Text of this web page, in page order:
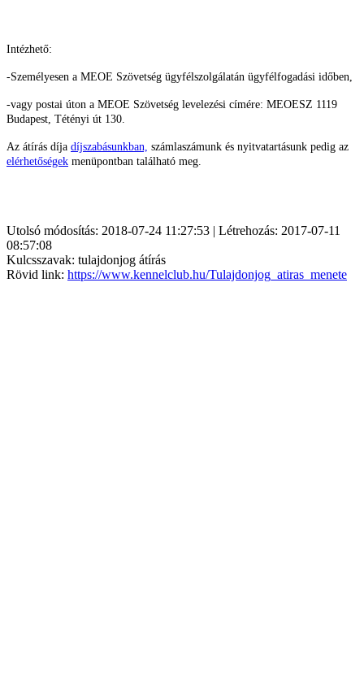
Intézhető:
-Személyesen a MEOE Szövetség ügyfélszolgálatán ügyfélfogadási időben,
-vagy postai úton a MEOE Szövetség levelezési címére: MEOESZ 1119
Budapest, Tétényi út 130.
Az átírás díja díjszabásunkban, számlaszámunk és nyitvatartásunk pedig az
elérhetőségek menüpontban található meg.
Utolsó módosítás: 2018-07-24 11:27:53 | Létrehozás: 2017-07-11
08:57:08
Kulcsszavak: tulajdonjog átírás
Rövid link: https://www.kennelclub.hu/Tulajdonjog_atiras_menete